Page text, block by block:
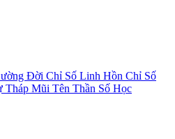
Đời Chỉ Số Linh Hồn Chỉ Số
Tháp Mũi Tên Thần Số Học